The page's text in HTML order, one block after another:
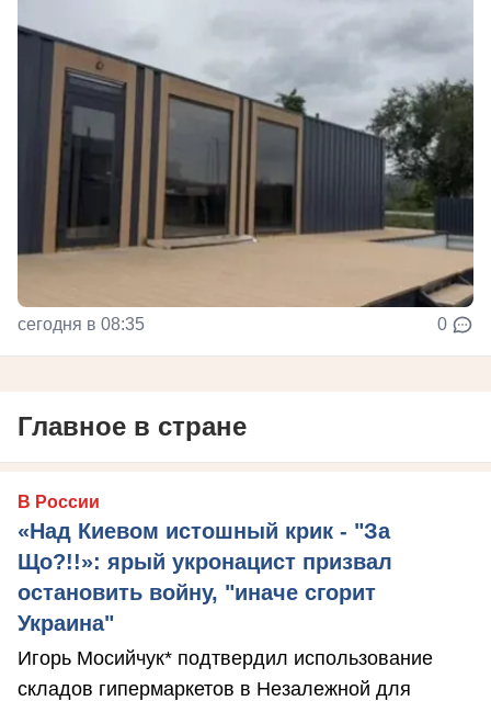
сегодня в 08:35 0
Главное в стране
В России
«Над Киевом истошный крик - "За
Що?!!»: ярый укронацист призвал
остановить войну, "иначе сгорит
Украина"
Игорь Мосийчук* подтвердил использование
складов гипермаркетов в Незалежной для